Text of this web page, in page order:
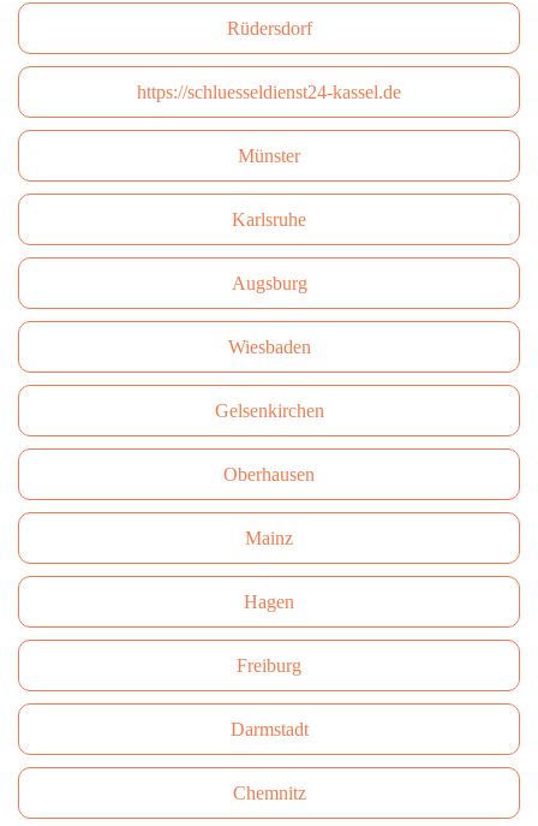
Rüdersdorf
https://schluesseldienst24-kassel.de
Münster
Karlsruhe
Augsburg
Wiesbaden
Gelsenkirchen
Oberhausen
Mainz
Hagen
Freiburg
Darmstadt
Сhemnitz